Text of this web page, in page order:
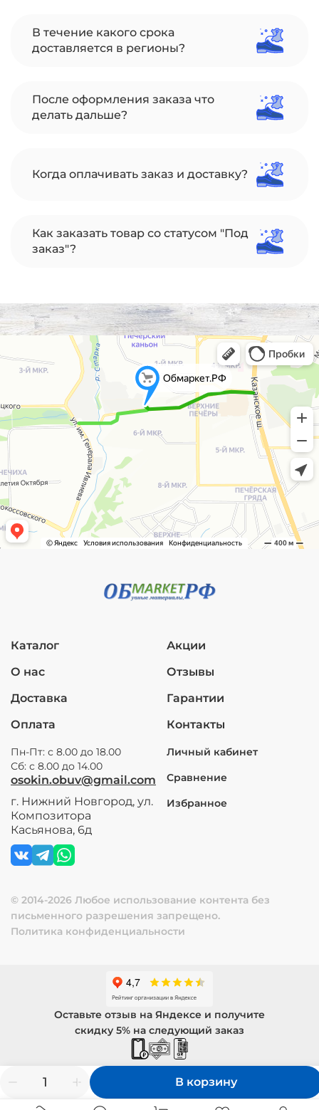
В корзину
В течение какого срока
доставляется в регионы?
После оформления заказа что
делать дальше?
Когда оплачивать заказ и доставку?
Как заказать товар со статусом "Под
заказ"?
Каталог
О нас
Доставка
Оплата
Акции
Отзывы
Гарантии
Контакты
Пн-Пт: с 8.00 до 18.00
Сб: с 8.00 до 14.00
osokin.obuv@gmail.com
г. Нижний Новгород, ул.
Композитора
Касьянова, 6д
Личный кабинет
Сравнение
Избранное
© 2014-2026 Любое использование контента без
письменного разрешения запрещено.
Политика конфиденциальности
Оставьте отзыв на Яндексе и получите
скидку 5% на следующий заказ